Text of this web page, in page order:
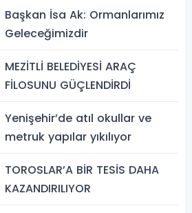
Başkan İsa Ak: Ormanlarımız
Geleceğimizdir
MEZİTLİ BELEDİYESİ ARAÇ
FİLOSUNU GÜÇLENDİRDİ
Yenişehir’de atıl okullar ve
metruk yapılar yıkılıyor
TOROSLAR’A BİR TESİS DAHA
KAZANDIRILIYOR